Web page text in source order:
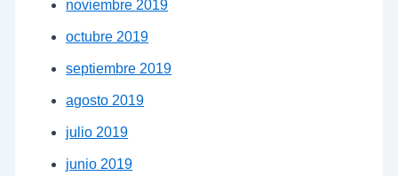
noviembre 2019
octubre 2019
septiembre 2019
agosto 2019
julio 2019
junio 2019